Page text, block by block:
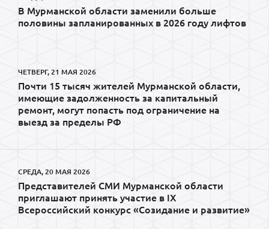
В Мурманской области заменили больше
половины запланированных в 2026 году лифтов
ЧЕТВЕРГ, 21 МАЯ 2026
Почти 15 тысяч жителей Мурманской области,
имеющие задолженность за капитальный
ремонт, могут попасть под ограничение на
выезд за пределы РФ
СРЕДА, 20 МАЯ 2026
Представителей СМИ Мурманской области
приглашают принять участие в IX
Всероссийский конкурс «Созидание и развитие»